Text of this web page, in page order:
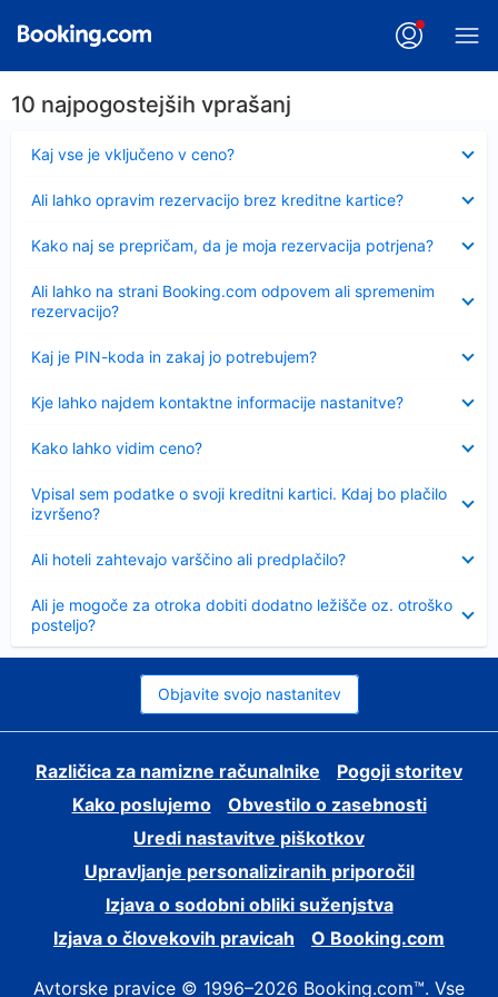
10 najpogostejših vprašanj
Kaj vse je vključeno v ceno?
Ali lahko opravim rezervacijo brez kreditne kartice?
Kako naj se prepričam, da je moja rezervacija potrjena?
Ali lahko na strani Booking.com odpovem ali spremenim
rezervacijo?
Kaj je PIN-koda in zakaj jo potrebujem?
Kje lahko najdem kontaktne informacije nastanitve?
Kako lahko vidim ceno?
Vpisal sem podatke o svoji kreditni kartici. Kdaj bo plačilo
izvršeno?
Ali hoteli zahtevajo varščino ali predplačilo?
Ali je mogoče za otroka dobiti dodatno ležišče oz. otroško
posteljo?
Objavite svojo nastanitev
Različica za namizne računalnike
Pogoji storitev
Kako poslujemo
Obvestilo o zasebnosti
Uredi nastavitve piškotkov
Upravljanje personaliziranih priporočil
Izjava o sodobni obliki suženjstva
Izjava o človekovih pravicah
O Booking.com
Avtorske pravice © 1996–2026 Booking.com™. Vse